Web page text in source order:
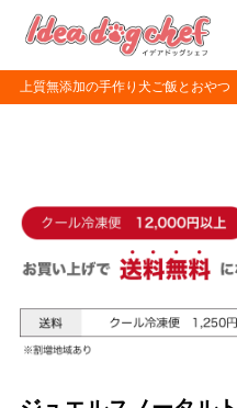
上質無添加の手作り犬ご飯とおやつ